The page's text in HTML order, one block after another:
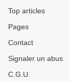
Top articles
Pages
Contact
Signaler un abus
C.G.U.